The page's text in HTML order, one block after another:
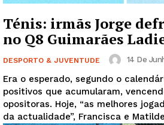
Ténis: irmãs Jorge
no Q8 Guimarães
DESPORTO & JUVENTUDE 14 De
Era o esperado, segundo o
positivos que acumularam,
opositoras. Hoje, “as melhores jogadoras portuguesas
da actualidade”, Francisca e